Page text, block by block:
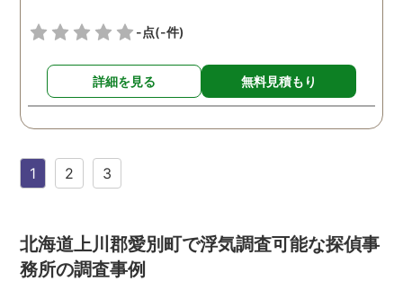
-点(-件)
詳細を見る 無料見積もり
1 2 3
北海道上川郡愛別町で浮気調査可能な探偵事
務所の調査事例